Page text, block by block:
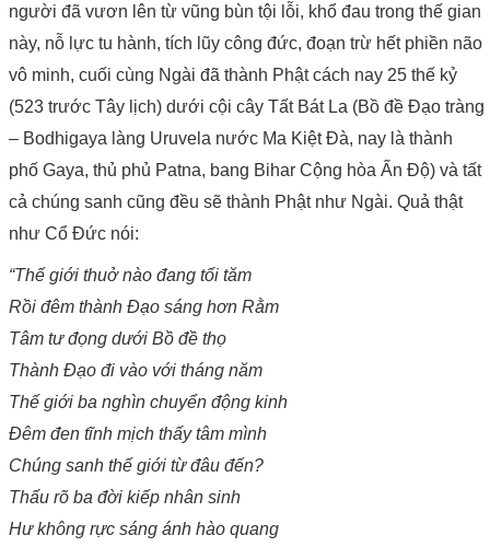
người đã vươn lên từ vũng bùn tội lỗi, khổ đau trong thế gian
này, nỗ lực tu hành, tích lũy công đức, đoạn trừ hết phiền não
vô minh, cuối cùng Ngài đã thành Phật cách nay 25 thế kỷ
(523 trước Tây lịch) dưới cội cây Tất Bát La (Bồ đề Đạo tràng
– Bodhigaya làng Uruvela nước Ma Kiệt Đà, nay là thành
phố Gaya, thủ phủ Patna, bang Bihar Cộng hòa Ấn Độ) và tất
cả chúng sanh cũng đều sẽ thành Phật như Ngài. Quả thật
như Cổ Đức nói:
“Thế giới thuở nào đang tối tăm
Rồi đêm thành Đạo sáng hơn Rằm
Tâm tư đọng dưới Bồ đề thọ
Thành Đạo đi vào với tháng năm
Thế giới ba nghìn chuyển động kinh
Đêm đen tĩnh mịch thấy tâm mình
Chúng sanh thế giới từ đâu đến?
Thấu rõ ba đời kiếp nhân sinh
Hư không rực sáng ánh hào quang